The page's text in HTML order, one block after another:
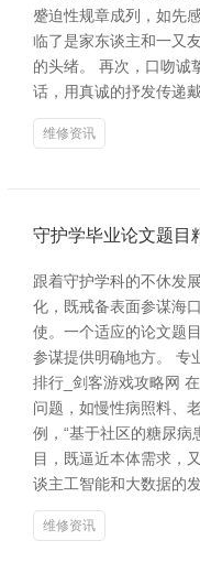
蹙迫性规章成列，如先
临了是家东谈主和一又
的头绪。 再次，口吻诚
话，用真诚的抒发传递
维修资讯
守护学毕业论文题目
跟着守护学科的不休发
化，既戒备表面参谋海
使。一个适应的论文题
参谋提供明确地方。 专
排行_剑客游戏攻略网
问题，如慢性病照料、
例，“基于社区的糖尿病
目，既逼近本体需求，
谈主工智能和大数据的
维修资讯